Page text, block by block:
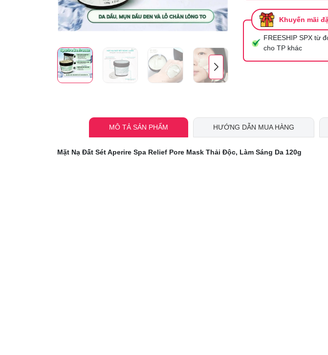
Khuyến mãi
FREESHIP SPX từ
cho TP khác
MÔ TẢ SẢN PHẨM HƯỚNG DẪN MUA HÀNG
Mặt Nạ Đất Sét Aperire Spa Relief Pore Mask Thải Độc, Làm Sáng Da 120g